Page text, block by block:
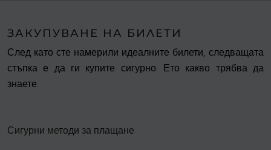
ЗАКУПУВАНЕ НА БИЛЕТИ
След като сте намерили идеалните билети, следващата
стъпка е да ги купите сигурно. Ето какво трябва да
знаете.
Сигурни методи за плащане